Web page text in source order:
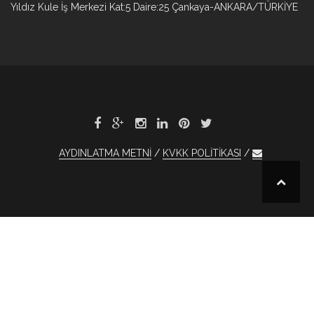
Yıldız Kule İş Merkezi Kat:5 Daire:25 Çankaya-ANKARA/TÜRKİYE
AYDINLATMA METNİ KVKK POLİTİKASI